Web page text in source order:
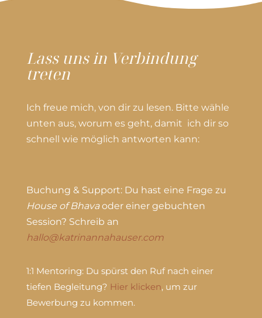
Lass uns in Verbindung
treten
Ich freue mich, von dir zu lesen. Bitte wähle
unten aus, worum es geht, damit ich dir so
schnell wie möglich antworten kann:
Buchung & Support:Du hast eine Frage zu
House of Bhavaoder einer gebuchten
Session? Schreib an
hallo@katrinannahauser.com
1:1 Mentoring:Du spürst den Ruf nach einer
tiefen Begleitung? Hier klicken, um zur
Bewerbung zu kommen.